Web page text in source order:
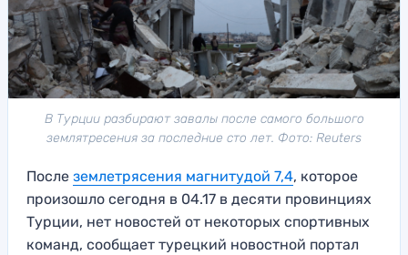
В Турции разбирают завалы после самого большого
землятресения за последние сто лет. Фото: Reuters
После землетрясения магнитудой 7,4, которое
произошло сегодня в 04.17 в десяти провинциях
Турции, нет новостей от некоторых спортивных
команд, сообщает турецкий новостной портал